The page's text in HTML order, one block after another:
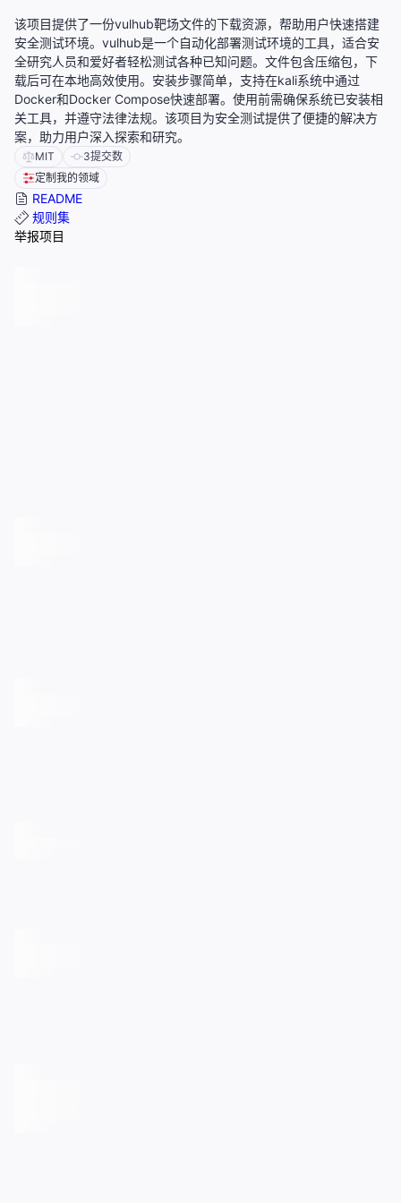
该项目提供了一份vulhub靶场文件的下载资源，帮助用户快速搭建
安全测试环境。vulhub是一个自动化部署测试环境的工具，适合安
全研究人员和爱好者轻松测试各种已知问题。文件包含压缩包，下
载后可在本地高效使用。安装步骤简单，支持在kali系统中通过
Docker和Docker Compose快速部署。使用前需确保系统已安装相
关工具，并遵守法律法规。该项目为安全测试提供了便捷的解决方
案，助力用户深入探索和研究。
MIT 3提交数
定制我的领域
README
规则集
举报项目